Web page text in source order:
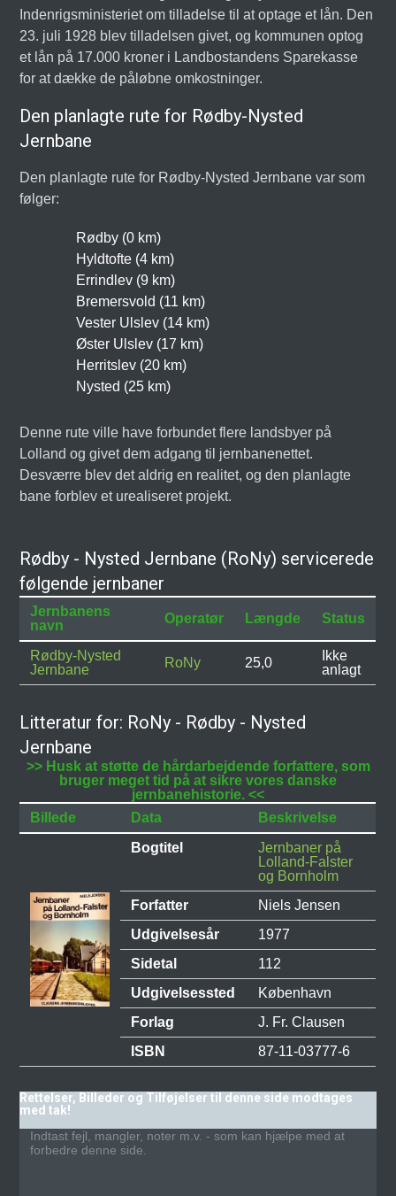
Indenrigsministeriet om tilladelse til at optage et lån. Den
23. juli 1928 blev tilladelsen givet, og kommunen optog
et lån på 17.000 kroner i Landbostandens Sparekasse
for at dække de påløbne omkostninger.
Den planlagte rute for Rødby-Nysted
Jernbane
Den planlagte rute for Rødby-Nysted Jernbane var som
følger:
Rødby (0 km)
Hyldtofte (4 km)
Errindlev (9 km)
Bremersvold (11 km)
Vester Ulslev (14 km)
Øster Ulslev (17 km)
Herritslev (20 km)
Nysted (25 km)
Denne rute ville have forbundet flere landsbyer på
Lolland og givet dem adgang til jernbanenettet.
Desværre blev det aldrig en realitet, og den planlagte
bane forblev et urealiseret projekt.
Rødby - Nysted Jernbane (RoNy) servicerede
følgende jernbaner
Jernbanens
navn
Operatør Længde Status
Rødby-Nysted
Jernbane
RoNy 25,0
Ikke
anlagt
Litteratur for: RoNy - Rødby - Nysted
Jernbane
>> Husk at støtte de hårdarbejdende forfattere, som
bruger meget tid på at sikre vores danske
jernbanehistorie. <<
Billede
Data
Beskrivelse
Bogtitel
Jernbaner på
Lolland-Falster
og Bornholm
Forfatter
Niels Jensen
Udgivelsesår
1977
Sidetal
112
Udgivelsessted
København
Forlag
J. Fr. Clausen
ISBN
87-11-03777-6
Rettelser, Billeder og Tilføjelser til denne side modtages
med tak!